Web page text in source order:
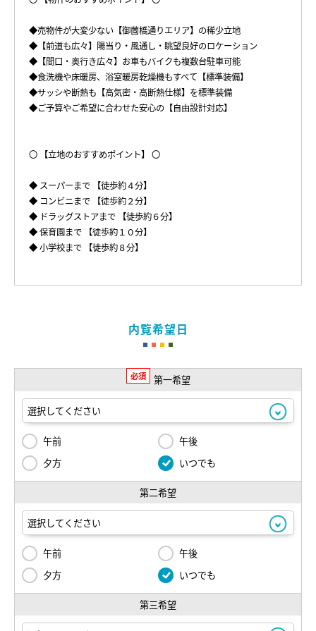
◆売物件が大変少ない【御薗橋通りエリア】の稀少立地
◆【前道も広々】陽当り・風通し・眺望良好のロケーション
◆【間口・奥行き広々】お車もバイクも複数台駐車可能
◆食洗機や床暖房、浴室暖房乾燥機もすべて【標準装備】
◆サッシや断熱も【高気密・高断熱仕様】を標準装備
◆ご予算やご希望に合わせた安心の【自由設計対応】
〇 【立地のおすすめポイント】 〇
◆ スーパーまで 【徒歩約４分】
◆ コンビニまで 【徒歩約２分】
◆ ドラッグストアまで 【徒歩約６分】
◆ 保育園まで 【徒歩約１０分】
◆ 小学校まで 【徒歩約８分】
内覧希望日
必須 第一希望
午前
午後
夕方
いつでも
第二希望
午前
午後
夕方
いつでも
第三希望